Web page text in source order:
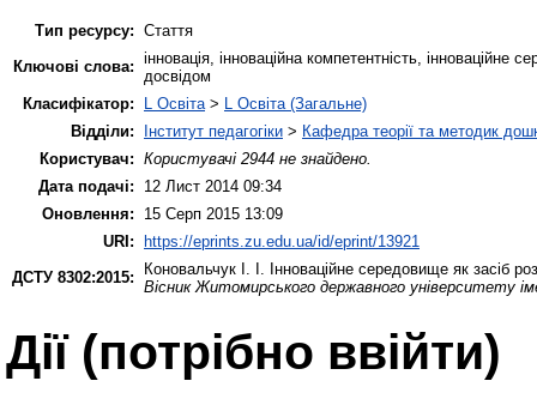
Тип ресурсу: Стаття
Ключові слова: інновація, інноваційна компетентність, інноваційне
досвідом
Класифікатор:
L Освіта > L Освіта (Загальне)
Відділи:
Інститут педагогіки > Кафедра теорії та методик
Користувач: Користувачі 2944 не знайдено.
Дата подачі:
12 Лист 2014 09:34
Оновлення:
15 Серп 2015 13:09
URI: https://eprints.zu.edu.ua/id/eprint/13921
ДСТУ 8302:2015:
Коновальчук І. І.
Інноваційне середовище як засіб
Вісник Житомирського державного університету
Дії ​​(потрібно ввійти)